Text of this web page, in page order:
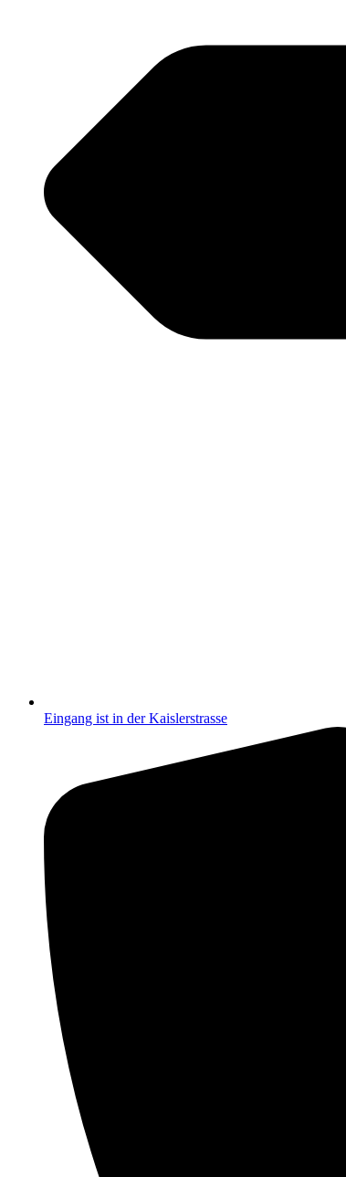
Eingang ist in der Kaislerstrasse